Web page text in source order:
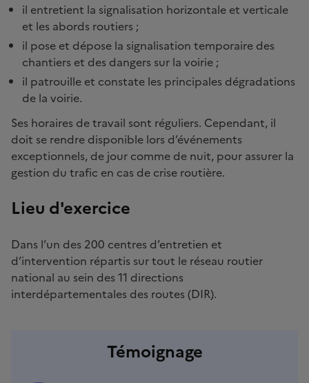
il entretient la signalisation horizontale et verticale
et les abords routiers ;
il pose et dépose la signalisation temporaire des
chantiers et des dangers sur la voirie ;
il patrouille et constate les principales dégradations
de la voirie.
Ses horaires de travail sont réguliers. Cependant, il
doit se rendre disponible lors d’événements
exceptionnels, de jour comme de nuit, pour assurer la
gestion du trafic en cas de crise routière.
Lieu d'exercice
Dans l’un des 200 centres d’entretien et
d’intervention répartis sur tout le réseau routier
national au sein des 11 directions
interdépartementales des routes (DIR).
Témoignage